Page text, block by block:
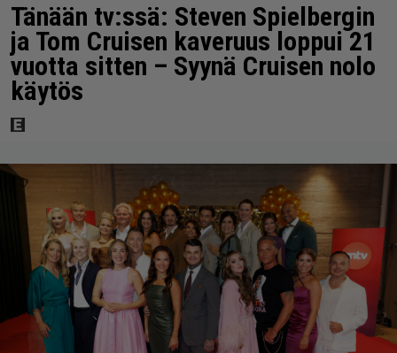
Tänään tv:ssä: Steven Spielbergin
ja Tom Cruisen kaveruus loppui 21
vuotta sitten – Syynä Cruisen nolo
käytös